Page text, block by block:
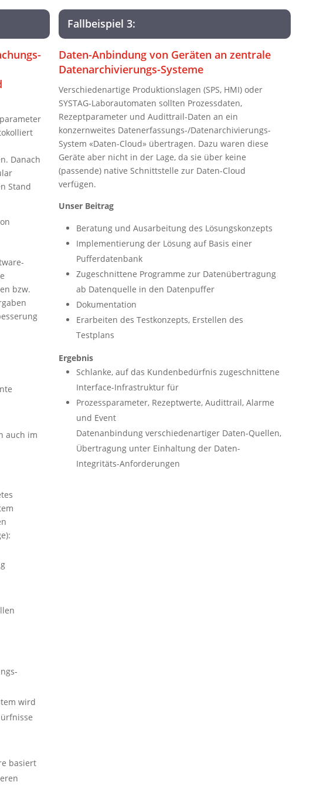
Danach
Stand
bzw.
auch im
wird
basiert
Fallbeispiel 3:
Daten-Anbindung von Geräten an zentrale
Datenarchivierungs-Systeme
Verschiedenartige Produktionslagen (SPS, HMI) oder
SYSTAG-Laborautomaten sollten Prozessdaten,
Rezeptparameter und Audittrail-Daten an ein
konzernweites Datenerfassungs-/Datenarchivierungs-
System «Daten-Cloud» übertragen. Dazu waren diese
Geräte aber nicht in der Lage, da sie über keine
(passende) native Schnittstelle zur Daten-Cloud
verfügen.
Unser Beitrag
Beratung und Ausarbeitung des Lösungskonzepts
Implementierung der Lösung auf Basis einer
Pufferdatenbank
Zugeschnittene Programme zur Datenübertragung
ab Datenquelle in den Datenpuffer
Dokumentation
Erarbeiten des Testkonzepts, Erstellen des
Testplans
Ergebnis
Schlanke, auf das Kundenbedürfnis zugeschnittene
Interface-Infrastruktur für
Prozessparameter, Rezeptwerte, Audittrail, Alarme
und Event
Datenanbindung verschiedenartiger Daten-Quellen,
Übertragung unter Einhaltung der Daten-
Integritäts-Anforderungen